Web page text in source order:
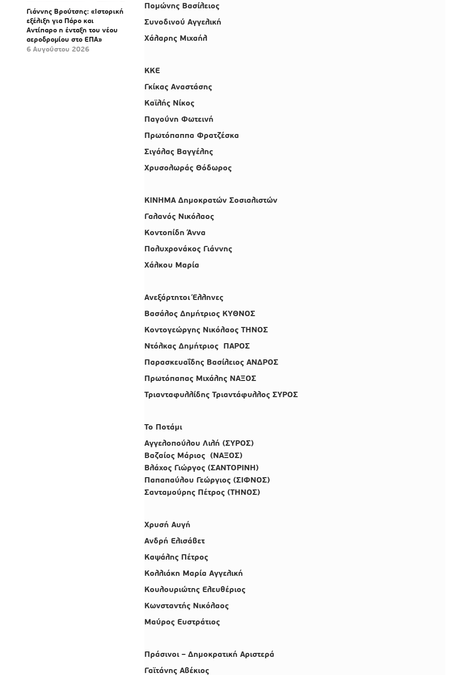
Γιάννης Βρούτσης: «Ιστορική
εξέλιξη για Πάρο και
Αντίπαρο η ένταξη του νέου
αεροδρομίου στο ΕΠΑ»
6 Αυγούστου 2026
Πομώνης Βασίλειος
Συνοδινού Αγγελική
Χάλαρης Μιχαήλ
ΚΚΕ
Γκίκας Αναστάσης
Καϊλής Νίκος
Παγούνη Φωτεινή
Πρωτόπαππα Φρατζέσκα
Σιγάλας Βαγγέλης
Χρυσολωράς Θόδωρος
ΚΙΝΗΜΑ Δημοκρατών Σοσιαλιστών
Γαλανός Νικόλαος
Κοντοπίδη Άννα
Πολυχρονάκος Γιάννης
Χάλκου Μαρία
Ανεξάρτητοι Έλληνες
Βασάλος Δημήτριος ΚΥΘΝΟΣ
Κοντογεώργης Νικόλαος ΤΗΝΟΣ
Ντόλκας Δημήτριος ΠΑΡΟΣ
Παρασκευαΐδης Βασίλειος ΑΝΔΡΟΣ
Πρωτόπαπας Μιχάλης ΝΑΞΟΣ
Τριανταφυλλίδης Τριαντάφυλλος ΣΥΡΟΣ
Το Ποτάμι
Αγγελοπούλου Λιλή (ΣΥΡΟΣ)
Βαζαίος Μάριος (ΝΑΞΟΣ)
Βλάχος Γιώργος (ΣΑΝΤΟΡΙΝΗ)
Παπαπαύλου Γεώργιος (ΣΙΦΝΟΣ)
Σανταµούρης Πέτρος (ΤΗΝΟΣ)
Χρυσή Αυγή
Ανδρή Ελισάβετ
Καψάλης Πέτρος
Κολλιάκη Μαρία Αγγελική
Κουλουριώτης Ελευθέριος
Κωνσταντής Νικόλαος
Μαύρος Ευστράτιος
Πράσινοι – Δημοκρατική Αριστερά
Γαϊτάνης Αβέκιος